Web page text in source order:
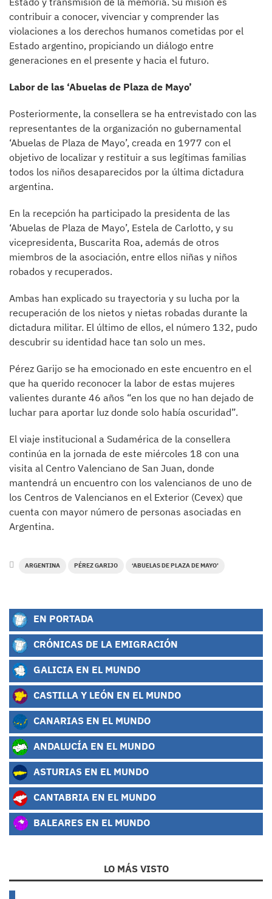
contribuir a conocer, vivenciar y comprender las
violaciones a los derechos humanos cometidas por el
Estado argentino, propiciando un diálogo entre
generaciones en el presente y hacia el futuro.
Labor de las ‘Abuelas de Plaza de Mayo’
Posteriormente, la consellera se ha entrevistado con las
representantes de la organización no gubernamental
‘Abuelas de Plaza de Mayo’, creada en 1977 con el
objetivo de localizar y restituir a sus legítimas familias
todos los niños desaparecidos por la última dictadura
argentina.
En la recepción ha participado la presidenta de las
‘Abuelas de Plaza de Mayo’, Estela de Carlotto, y su
vicepresidenta, Buscarita Roa, además de otros
miembros de la asociación, entre ellos niñas y niños
robados y recuperados.
Ambas han explicado su trayectoria y su lucha por la
recuperación de los nietos y nietas robadas durante la
dictadura militar. El último de ellos, el número 132, pudo
descubrir su identidad hace tan solo un mes.
Pérez Garijo se ha emocionado en este encuentro en el
que ha querido reconocer la labor de estas mujeres
valientes durante 46 años “en los que no han dejado de
luchar para aportar luz donde solo había oscuridad”.
El viaje institucional a Sudamérica de la consellera
continúa en la jornada de este miércoles 18 con una
visita al Centro Valenciano de San Juan, donde
mantendrá un encuentro con los valencianos de uno de
los Centros de Valencianos en el Exterior (Cevex) que
cuenta con mayor número de personas asociadas en
Argentina.
ARGENTINA PÉREZ GARIJO ‘ABUELAS DE PLAZA DE MAYO’
EN PORTADA
CRÓNICAS DE LA EMIGRACIÓN
GALICIA EN EL MUNDO
CASTILLA Y LEÓN EN EL MUNDO
CANARIAS EN EL MUNDO
ANDALUCÍA EN EL MUNDO
ASTURIAS EN EL MUNDO
CANTABRIA EN EL MUNDO
BALEARES EN EL MUNDO
LO MÁS VISTO